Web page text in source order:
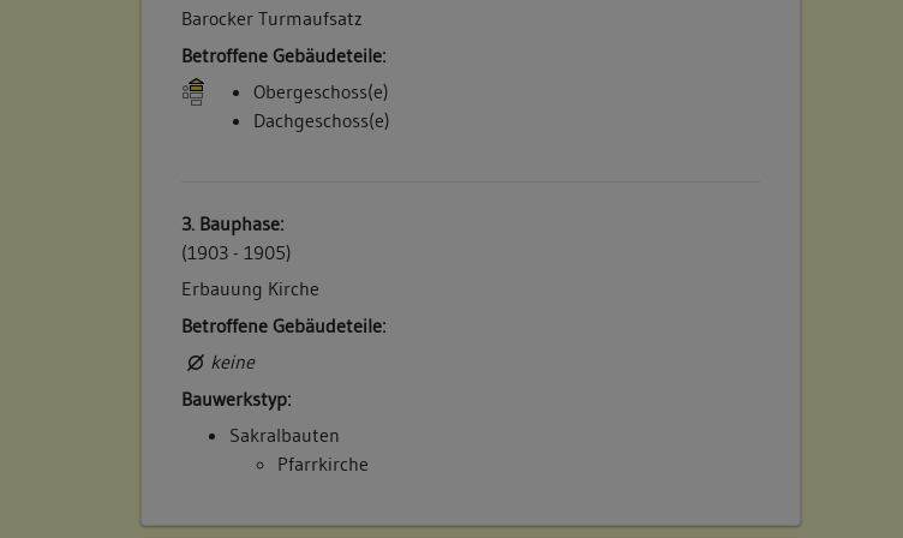
Barocker Turmaufsatz
Betroffene Gebäudeteile:
Obergeschoss(e)
Dachgeschoss(e)
3. Bauphase:
(1903 - 1905)
Erbauung Kirche
Betroffene Gebäudeteile:
keine
Bauwerkstyp:
Sakralbauten
Pfarrkirche